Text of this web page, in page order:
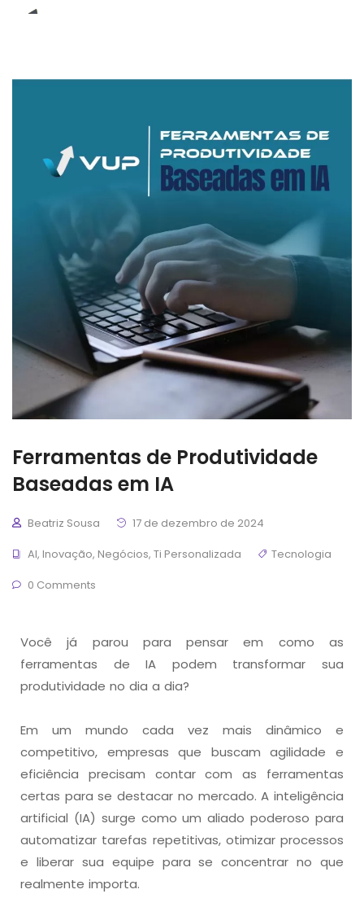
Ferramentas de Produtividade
Baseadas em IA
Beatriz Sousa
17 de dezembro de 2024
AI, Inovação, Negócios, Ti Personalizada
Tecnologia
0 Comments
Você já parou para pensar em como as
ferramentas de IA podem transformar sua
produtividade no dia a dia?
Em um mundo cada vez mais dinâmico e
competitivo, empresas que buscam agilidade e
eficiência precisam contar com as ferramentas
certas para se destacar no mercado. A inteligência
artificial (IA) surge como um aliado poderoso para
automatizar tarefas repetitivas, otimizar processos
e liberar sua equipe para se concentrar no que
realmente importa.